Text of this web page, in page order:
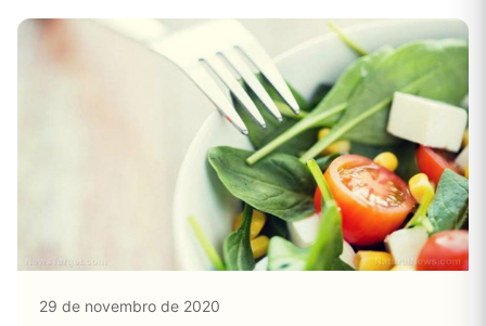
29 de novembro de 2020